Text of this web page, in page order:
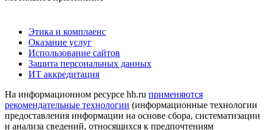
Этика и комплаенс
Оказание услуг
Использование сайтов
Защита персональных данных
ИТ аккредитация
На информационном ресурсе hh.ru применяются
рекомендательные технологии (информационные технологии
предоставления информации на основе сбора, систематизации
и анализа сведений, относящихся к предпочтениям